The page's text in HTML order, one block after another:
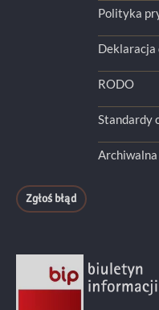
Polityka
Deklaracja
RODO
Standardy
Zgłoś błąd